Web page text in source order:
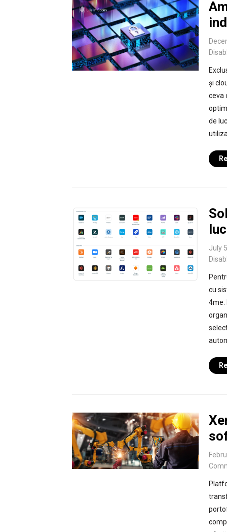
și
ceva
de
July
cu
4me.